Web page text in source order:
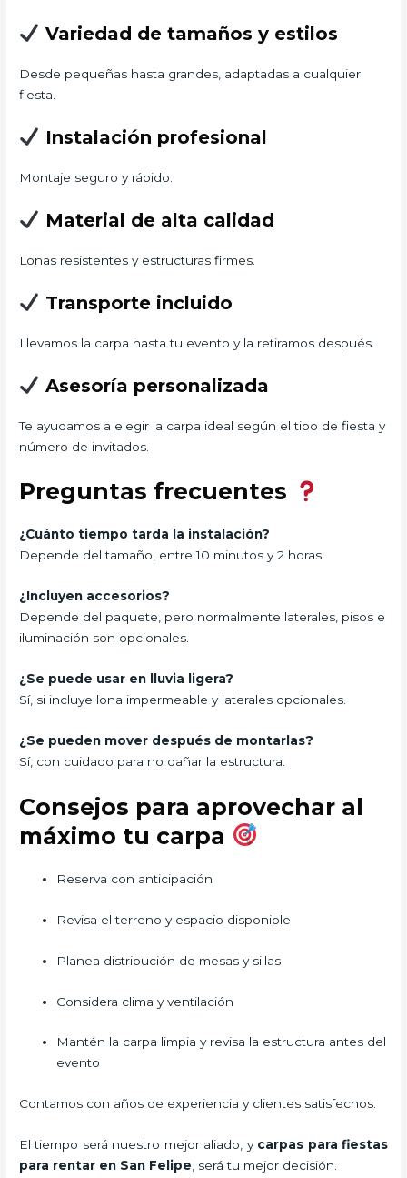
Variedad de tamaños y estilos
Desde pequeñas hasta grandes, adaptadas a cualquier
fiesta.
Instalación profesional
Montaje seguro y rápido.
Material de alta calidad
Lonas resistentes y estructuras firmes.
Transporte incluido
Llevamos la carpa hasta tu evento y la retiramos después.
Asesoría personalizada
Te ayudamos a elegir la carpa ideal según el tipo de fiesta y
número de invitados.
Preguntas frecuentes
¿Cuánto tiempo tarda la instalación?
Depende del tamaño, entre 10 minutos y 2 horas.
¿Incluyen accesorios?
Depende del paquete, pero normalmente laterales, pisos e
iluminación son opcionales.
¿Se puede usar en lluvia ligera?
Sí, si incluye lona impermeable y laterales opcionales.
¿Se pueden mover después de montarlas?
Sí, con cuidado para no dañar la estructura.
Consejos para aprovechar al
máximo tu carpa
Reserva con anticipación
Revisa el terreno y espacio disponible
Planea distribución de mesas y sillas
Considera clima y ventilación
Mantén la carpa limpia y revisa la estructura antes del
evento
Contamos con años de experiencia y clientes satisfechos.
El tiempo será nuestro mejor aliado, y carpas para fiestas
para rentar en San Felipe, será tu mejor decisión.